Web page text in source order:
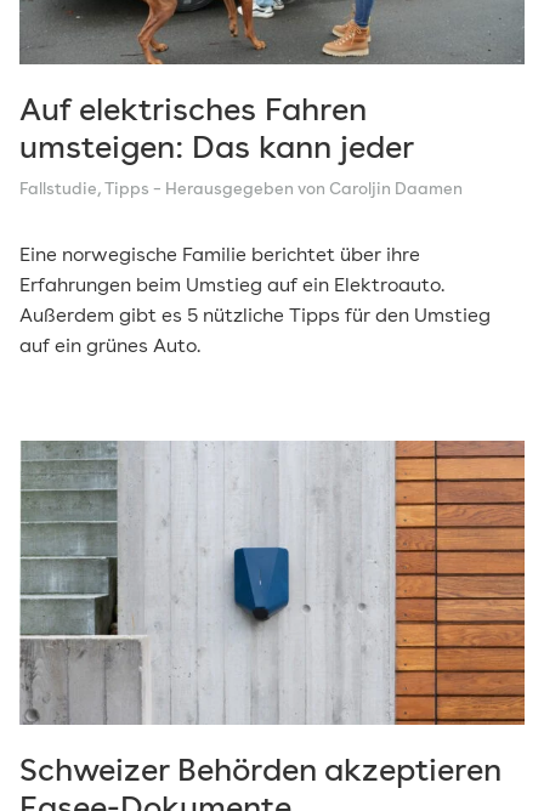
Auf elektrisches Fahren
umsteigen: Das kann jeder
Fallstudie, Tipps – Herausgegeben von Caroljin Daamen
Eine norwegische Familie berichtet über ihre
Erfahrungen beim Umstieg auf ein Elektroauto.
Außerdem gibt es 5 nützliche Tipps für den Umstieg
auf ein grünes Auto.
Schweizer Behörden akzeptieren